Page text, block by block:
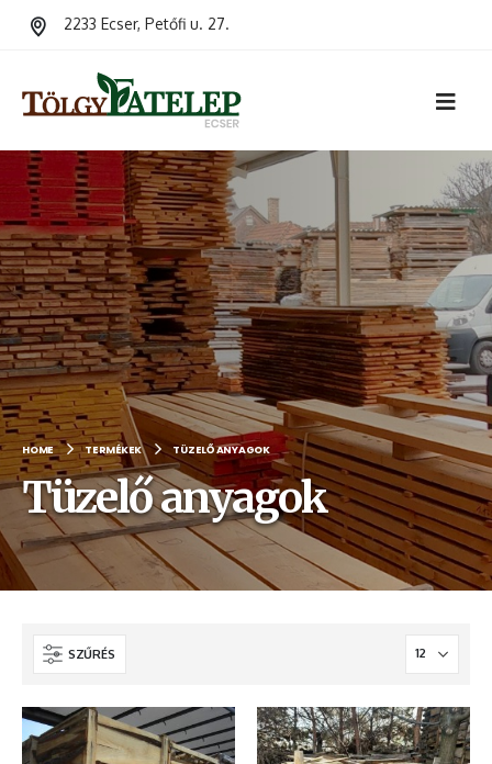
2233 Ecser, Petőfi u. 27.
HOME TERMÉKEK TÜZELŐ ANYAGOK
Tüzelő anyagok
SZŰRÉS